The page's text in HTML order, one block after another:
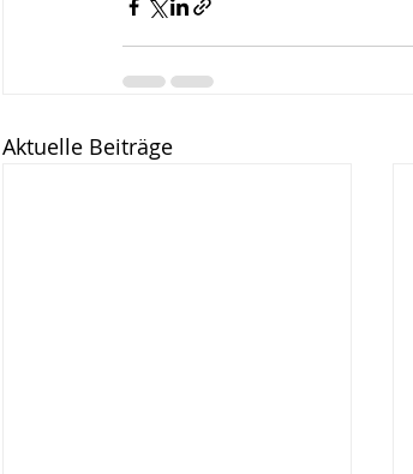
Aktuelle Beiträge